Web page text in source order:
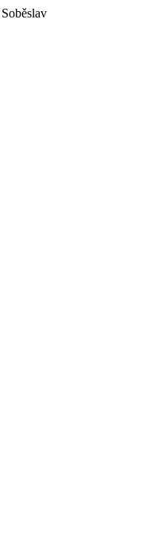
Soběslav